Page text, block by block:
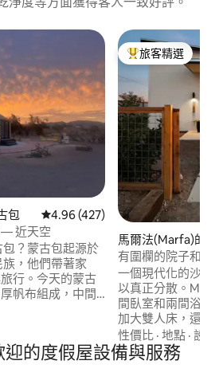
包 從 427 則評價中獲得 4.96 的平
4.96 (427)
— 近天空
行。今天的蒙古
帆布組成，中間
是中心的圓頂天
靈瓜（Terlingua）
旅客精選榜首
旅客精選
馬爾法(Marfa)的
有圍欄的院子和自
高爾夫
一個現代化的沙漠
以真正分散。
間臥室和兩間浴室
加大雙人床，還有
域，以及一個完全
狗來說，以及對成
外，你可以在奇特
性價比 ·地點 ·設
迎的度假屋設備與服務